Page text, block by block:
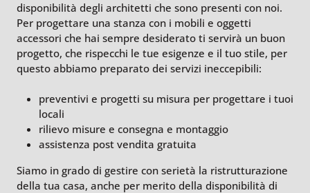
disponibilità degli architetti che sono presenti con noi.
Per progettare una stanza con i mobili e oggetti
accessori che hai sempre desiderato ti servirà un buon
progetto, che rispecchi le tue esigenze e il tuo stile, per
questo abbiamo preparato dei servizi ineccepibili:
preventivi e progetti su misura per progettare i tuoi
locali
rilievo misure e consegna e montaggio
assistenza post vendita gratuita
Siamo in grado di gestire con serietà la ristrutturazione
della tua casa, anche per merito della disponibilità di